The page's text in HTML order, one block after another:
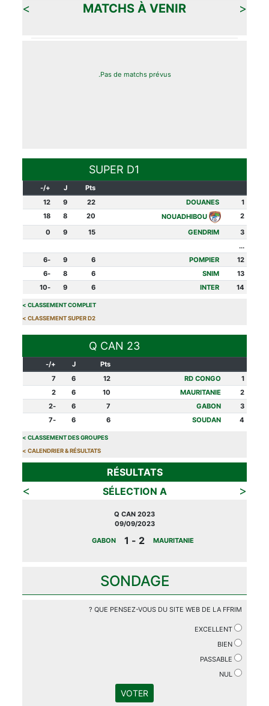
<
MATCHS À VENIR
>
Pas de matchs prévus.
SUPER D1
Pts
J
+/-
1
DOUANES
22
9
12
2
NOUADHIBOU
20
8
18
3
GENDRIM
15
9
0
...
12
POMPIER
6
9
-6
13
SNIM
6
8
-6
14
INTER
6
9
-10
CLASSEMENT COMPLET
>
CLASSEMENT SUPER D2
>
Q CAN 23
Pts
J
+/-
1
12
6
7
2
MAURITANIE
10
6
2
3
7
6
-2
4
6
6
-7
CLASSEMENT DES GROUPES
>
CALENDRIER & RÉSULTATS
>
RÉSULTATS
<
SÉLECTION A
>
Q CAN 2023
09/09/2023
MAURITANIE
2 - 1
GABON
SONDAGE
QUE PENSEZ-VOUS DU SITE WEB DE LA FFRIM ?
EXCELLENT
BIEN
VOTER